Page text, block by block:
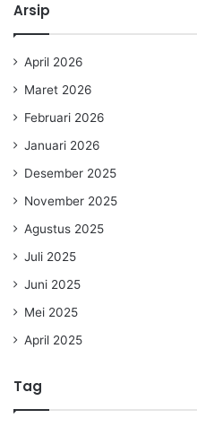
Arsip
April 2026
Maret 2026
Februari 2026
Januari 2026
Desember 2025
November 2025
Agustus 2025
Juli 2025
Juni 2025
Mei 2025
April 2025
Tag